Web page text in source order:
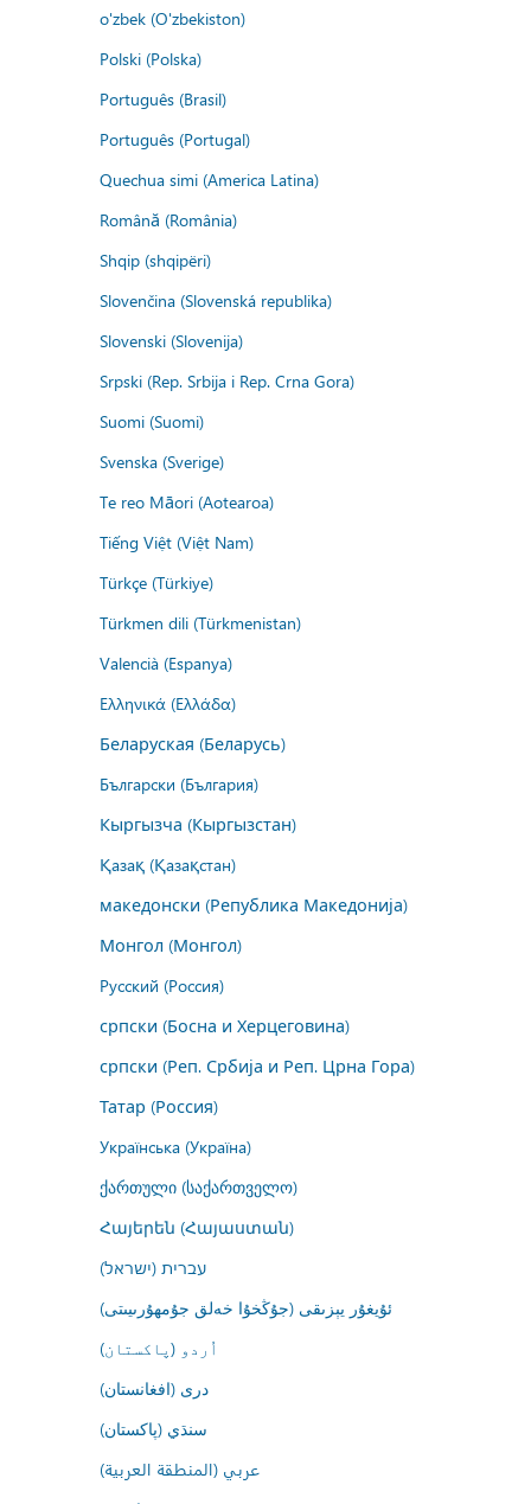
o'zbek (O'zbekiston)
Polski (Polska)
Português (Brasil)
Português (Portugal)
Quechua simi (America Latina)
Română (România)
Shqip (shqipëri)
Slovenčina (Slovenská republika)
Slovenski (Slovenija)
Srpski (Rep. Srbija i Rep. Crna Gora)
Suomi (Suomi)
Svenska (Sverige)
Te reo Māori (Aotearoa)
Tiếng Việt (Việt Nam)
Türkçe (Türkiye)
Türkmen dili (Türkmenistan)
Valencià (Espanya)
Ελληνικά (Ελλάδα)
Беларуская (Беларусь)
Български (България)
Кыргызча (Кыргызстан)
Қазақ (Қазақстан)
македонски (Република Македонија)
Монгол (Монгол)
Русский (Россия)
српски (Босна и Херцеговина)
српски (Реп. Србија и Реп. Црна Гора)
Татар (Россия)
Українська (Україна)
ქართული (საქართველო)
Հայերեն (Հայաստան)
עברית (ישראל)
ئۇيغۇر يېزىقى (جۇڭخۇا خەلق جۇمھۇرىيىتى)
اُردو (پاکستان)
درى (افغانستان)
سنڌي (پاکستان)
عربي (المنطقة العربية)